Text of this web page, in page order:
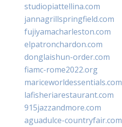
studiopiattellina.com
jannagrillspringfield.com
fujiyamacharleston.com
elpatronchardon.com
donglaishun-order.com
fiamc-rome2022.org
mariceworldessentials.com
lafisheriarestaurant.com
915jazzandmore.com
aguadulce-countryfair.com